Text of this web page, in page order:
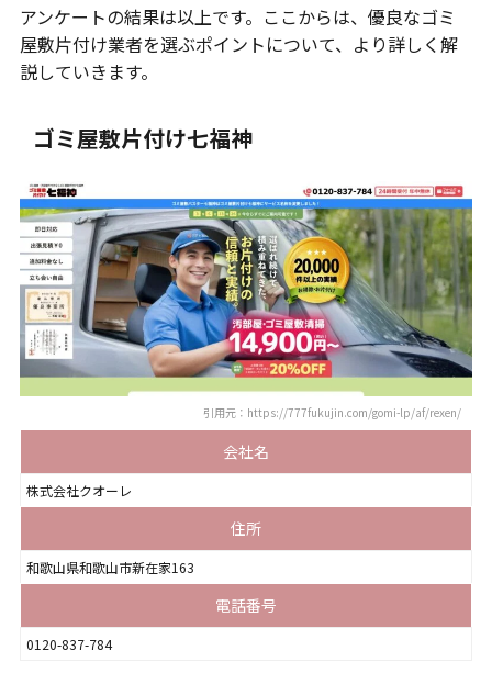
アンケートの結果は以上です。ここからは、優良なゴミ
屋敷片付け業者を選ぶポイントについて、より詳しく解
説していきます。
ゴミ屋敷片付け七福神
引用元：https://777fukujin.com/gomi-lp/af/rexen/
会社名
株式会社クオーレ
住所
和歌山県和歌山市新在家163
電話番号
0120-837-784